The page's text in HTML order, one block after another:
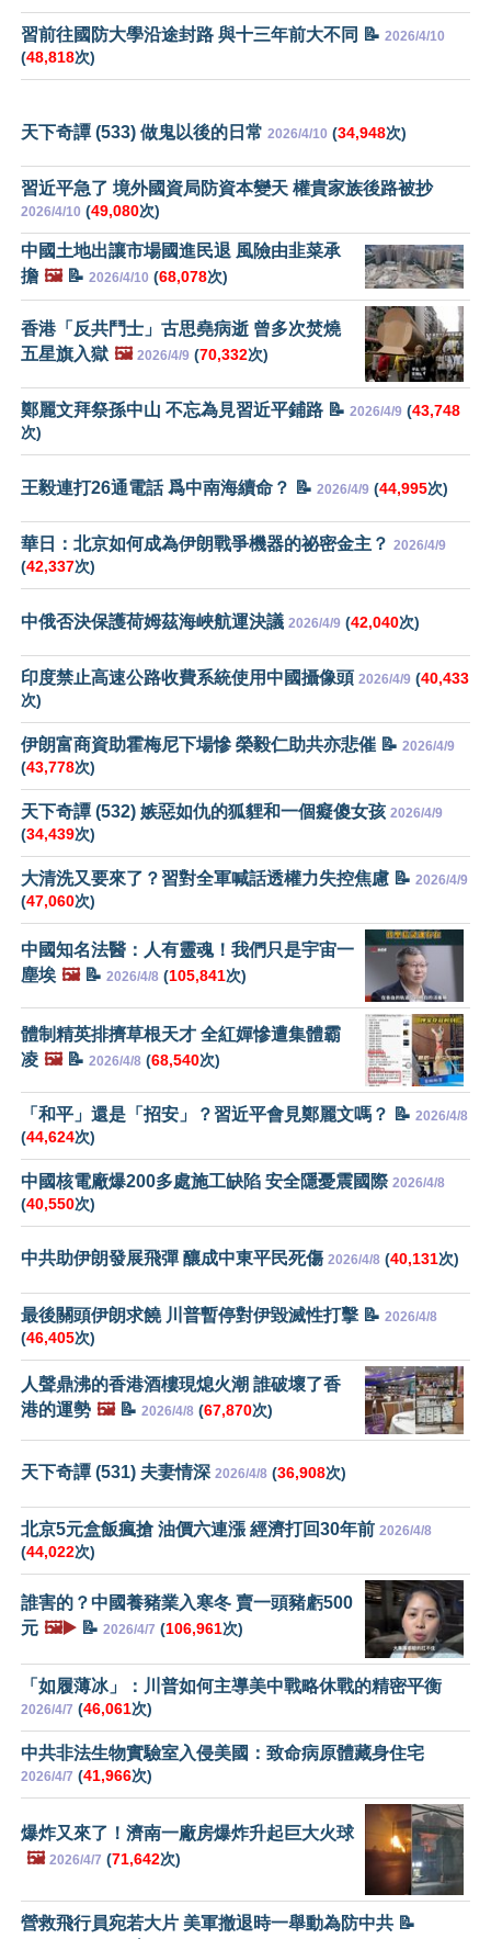
習前往國防大學沿途封路 與十三年前大不同 📝 2026/4/10
(48,818次)
天下奇譚 (533) 做鬼以後的日常 2026/4/10 (34,948次)
習近平急了 境外國資局防資本變天 權貴家族後路被抄
2026/4/10 (49,080次)
中國土地出讓市場國進民退 風險由韭菜承
擔 🖼️📝 2026/4/10 (68,078次)
香港「反共鬥士」古思堯病逝 曾多次焚燒
五星旗入獄 🖼️ 2026/4/9 (70,332次)
鄭麗文拜祭孫中山 不忘為見習近平鋪路 📝 2026/4/9 (43,748
次)
王毅連打26通電話 爲中南海續命？ 📝 2026/4/9 (44,995次)
華日：北京如何成為伊朗戰爭機器的祕密金主？ 2026/4/9
(42,337次)
中俄否決保護荷姆茲海峽航運決議 2026/4/9 (42,040次)
印度禁止高速公路收費系統使用中國攝像頭 2026/4/9 (40,433
次)
伊朗富商資助霍梅尼下場慘 榮毅仁助共亦悲催 📝 2026/4/9
(43,778次)
天下奇譚 (532) 嫉惡如仇的狐貍和一個癡傻女孩 2026/4/9
(34,439次)
大清洗又要來了？習對全軍喊話透權力失控焦慮 📝 2026/4/9
(47,060次)
中國知名法醫：人有靈魂！我們只是宇宙一
塵埃 🖼️📝 2026/4/8 (105,841次)
體制精英排擠草根天才 全紅嬋慘遭集體霸
凌 🖼️📝 2026/4/8 (68,540次)
「和平」還是「招安」？習近平會見鄭麗文嗎？ 📝 2026/4/8
(44,624次)
中國核電廠爆200多處施工缺陷 安全隱憂震國際 2026/4/8
(40,550次)
中共助伊朗發展飛彈 釀成中東平民死傷 2026/4/8 (40,131次)
最後關頭伊朗求饒 川普暫停對伊毀滅性打擊 📝 2026/4/8
(46,405次)
人聲鼎沸的香港酒樓現熄火潮 誰破壞了香
港的運勢 🖼️📝 2026/4/8 (67,870次)
天下奇譚 (531) 夫妻情深 2026/4/8 (36,908次)
北京5元盒飯瘋搶 油價六連漲 經濟打回30年前 2026/4/8
(44,022次)
誰害的？中國養豬業入寒冬 賣一頭豬虧500
元 🖼️▶️ 📝 2026/4/7 (106,961次)
「如履薄冰」：川普如何主導美中戰略休戰的精密平衡
2026/4/7 (46,061次)
中共非法生物實驗室入侵美國：致命病原體藏身住宅
2026/4/7 (41,966次)
爆炸又來了！濟南一廠房爆炸升起巨大火球
🖼️ 2026/4/7 (71,642次)
營救飛行員宛若大片 美軍撤退時一舉動為防中共 📝